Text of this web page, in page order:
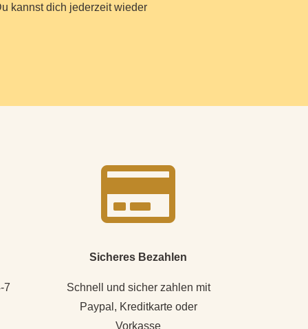
kannst dich jederzeit wieder
7

Sicheres Bezahlen
Schnell und sicher zahlen mit
Paypal, Kreditkarte oder
Vorkasse